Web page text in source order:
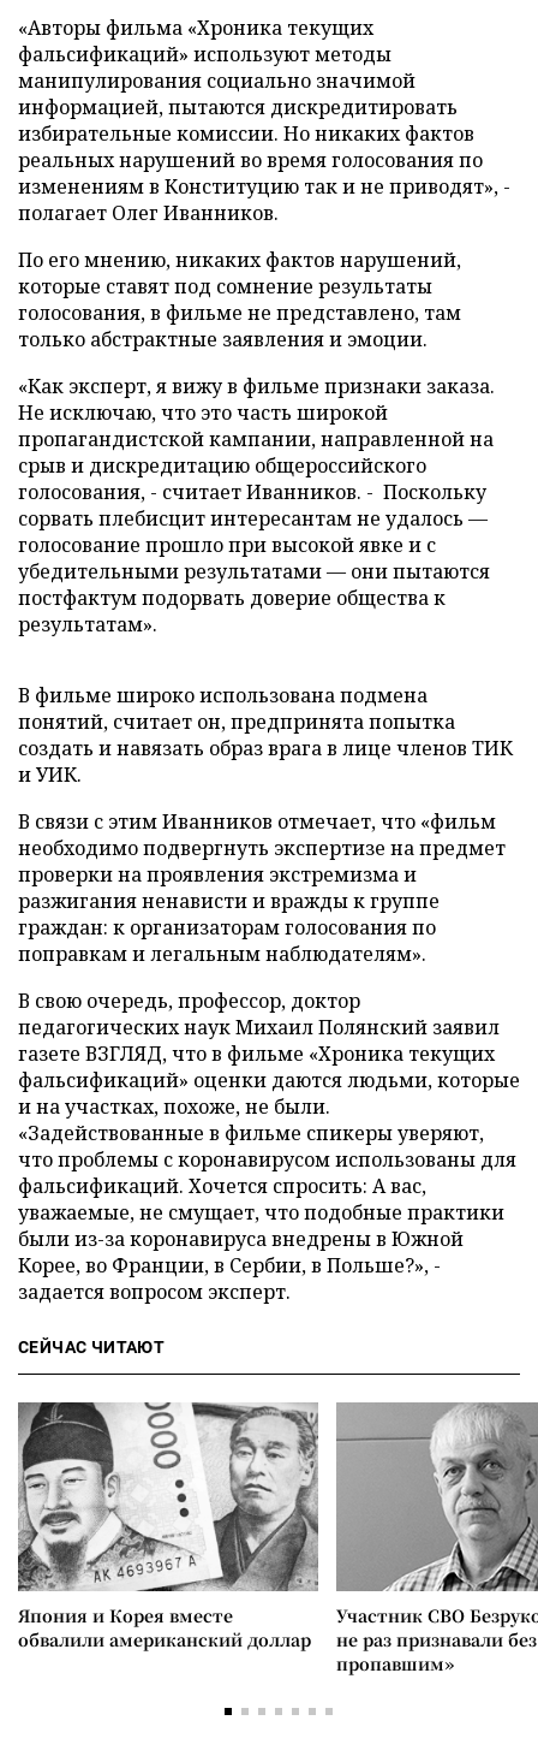
«Авторы фильма «Хроника текущих
фальсификаций» используют методы
манипулирования социально значимой
информацией, пытаются дискредитировать
избирательные комиссии. Но никаких фактов
реальных нарушений во время голосования по
изменениям в Конституцию так и не приводят», -
полагает Олег Иванников.
По его мнению, никаких фактов нарушений,
которые ставят под сомнение результаты
голосования, в фильме не представлено, там
только абстрактные заявления и эмоции.
«Как эксперт, я вижу в фильме признаки заказа.
Не исключаю, что это часть широкой
пропагандистской кампании, направленной на
срыв и дискредитацию общероссийского
голосования, - считает Иванников. - Поскольку
сорвать плебисцит интересантам не удалось —
голосование прошло при высокой явке и с
убедительными результатами — они пытаются
постфактум подорвать доверие общества к
результатам».
В фильме широко использована подмена
понятий, считает он, предпринята попытка
создать и навязать образ врага в лице членов ТИК
и УИК.
В связи с этим Иванников отмечает, что «фильм
необходимо подвергнуть экспертизе на предмет
проверки на проявления экстремизма и
разжигания ненависти и вражды к группе
граждан: к организаторам голосования по
поправкам и легальным наблюдателям».
В свою очередь, профессор, доктор
педагогических наук Михаил Полянский заявил
газете ВЗГЛЯД, что в фильме «Хроника текущих
фальсификаций» оценки даются людьми, которые
и на участках, похоже, не были.
«Задействованные в фильме спикеры уверяют,
что проблемы с коронавирусом использованы для
фальсификаций. Хочется спросить: А вас,
уважаемые, не смущает, что подобные практики
были из-за коронавируса внедрены в Южной
Корее, во Франции, в Сербии, в Польше?», -
задается вопросом эксперт.
СЕЙЧАС ЧИТАЮТ
Япония и Корея вместе
обвалили американский доллар
Участник СВО
не раз признавали
пропавшим»